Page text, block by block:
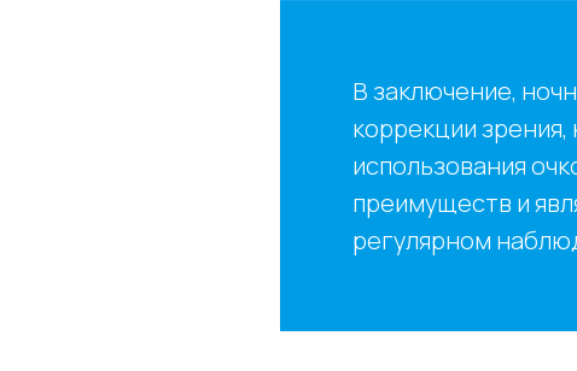
В заключение,
коррекции
использования
преимуществ и
регулярном